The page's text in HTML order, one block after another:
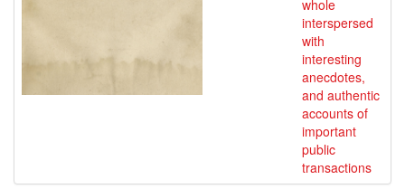
whole
interspersed
with
interesting
anecdotes,
and authentic
accounts of
important
public
transactions